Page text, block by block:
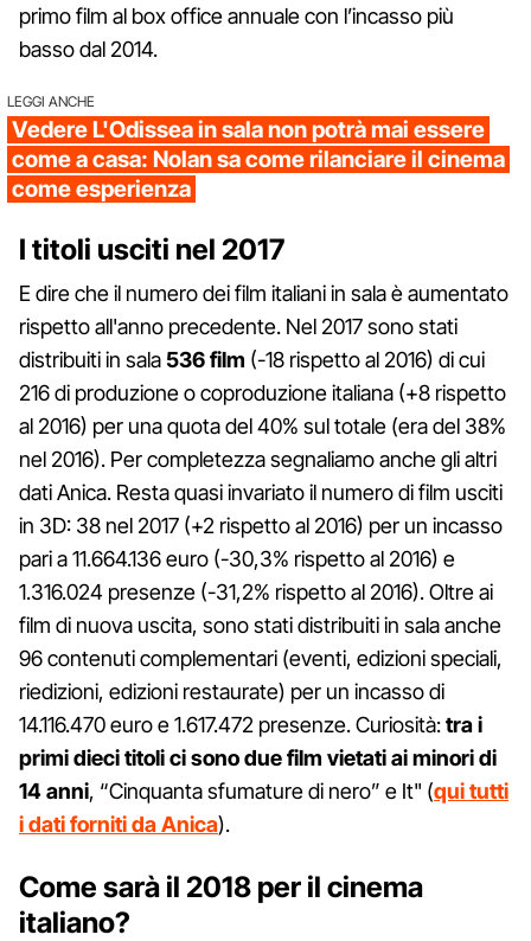
primo film al box office annuale con l’incasso più
basso dal 2014.
LEGGI ANCHE
Vedere L'Odissea in sala non potrà mai essere
come a casa: Nolan sa come rilanciare il cinema
come esperienza
I titoli usciti nel 2017
E dire che il numero dei film italiani in sala è aumentato
rispetto all'anno precedente. Nel 2017 sono stati
distribuiti in sala 536 film (-18 rispetto al 2016) di cui
216 di produzione o coproduzione italiana (+8 rispetto
al 2016) per una quota del 40% sul totale (era del 38%
nel 2016). Per completezza segnaliamo anche gli altri
dati Anica. Resta quasi invariato il numero di film usciti
in 3D: 38 nel 2017 (+2 rispetto al 2016) per un incasso
pari a 11.664.136 euro (-30,3% rispetto al 2016) e
1.316.024 presenze (-31,2% rispetto al 2016). Oltre ai
film di nuova uscita, sono stati distribuiti in sala anche
96 contenuti complementari (eventi, edizioni speciali,
riedizioni, edizioni restaurate) per un incasso di
14.116.470 euro e 1.617.472 presenze. Curiosità:tra i
primi dieci titoli ci sono due film vietati ai minori di
14 anni, “Cinquanta sfumature di nero” e It" (qui tutti
i dati forniti da Anica).
Come sarà il 2018 per il cinema
italiano?